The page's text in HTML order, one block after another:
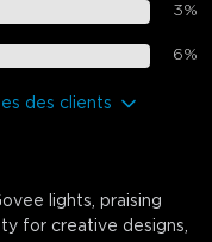
3%
6%
des clients
lights, praising
for creative designs,